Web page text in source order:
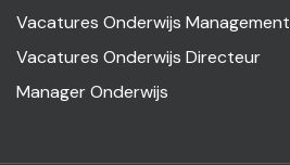
Vacatures Onderwijs Management
Vacatures Onderwijs Directeur
Manager Onderwijs